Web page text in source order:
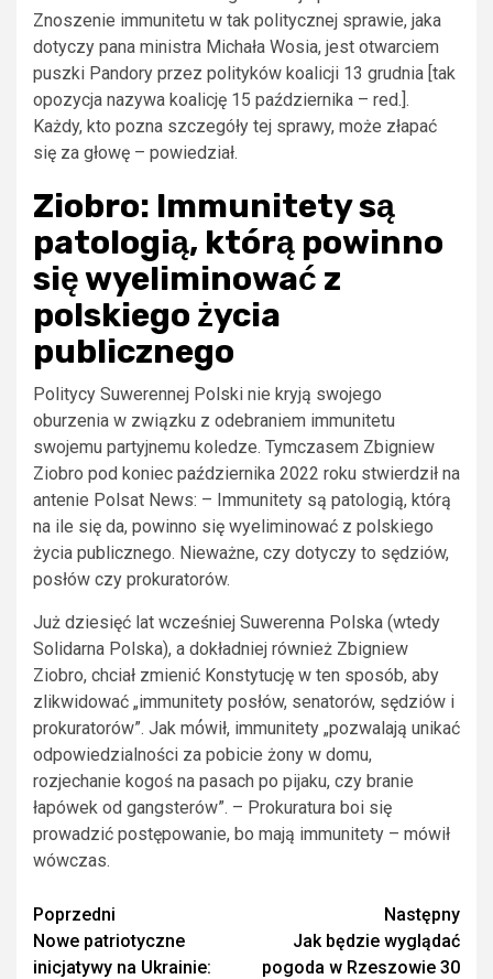
Znoszenie immunitetu w tak politycznej sprawie, jaka
dotyczy pana ministra Michała Wosia, jest otwarciem
puszki Pandory przez polityków koalicji 13 grudnia [tak
opozycja nazywa koalicję 15 października – red.].
Każdy, kto pozna szczegóły tej sprawy, może złapać
się za głowę – powiedział.
Ziobro: Immunitety są
patologią, którą powinno
się wyeliminować z
polskiego życia
publicznego
Politycy Suwerennej Polski nie kryją swojego
oburzenia w związku z odebraniem immunitetu
swojemu partyjnemu koledze. Tymczasem Zbigniew
Ziobro pod koniec października 2022 roku stwierdził na
antenie Polsat News: – Immunitety są patologią, którą
na ile się da, powinno się wyeliminować z polskiego
życia publicznego. Nieważne, czy dotyczy to sędziów,
posłów czy prokuratorów.
Już dziesięć lat wcześniej Suwerenna Polska (wtedy
Solidarna Polska), a dokładniej również Zbigniew
Ziobro, chciał zmienić Konstytucję w ten sposób, aby
zlikwidować „immunitety posłów, senatorów, sędziów i
prokuratorów”. Jak mó́wił, immunitety „pozwalają unikać
odpowiedzialności za pobicie żony w domu,
rozjechanie kogoś na pasach po pijaku, czy branie
łapówek od gangsterów”. – Prokuratura boi się
prowadzić postępowanie, bo mają immunitety – mówił
wówczas.
Zobacz
wpisy
Poprzedni
Nowe patriotyczne
inicjatywy na Ukrainie:
Następny
Jak będzie wyglądać
pogoda w Rzeszowie 30